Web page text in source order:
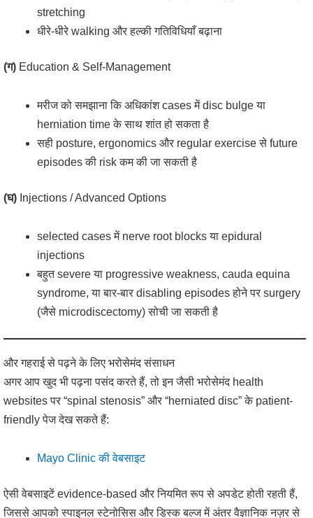
stretching
धीरे-धीरे walking और हल्की गतिविधियाँ बढ़ाना
(ग) Education & Self-Management
मरीज को समझाना कि अधिकांश cases में disc bulge या
herniation time के साथ शांत हो सकता है
सही posture, ergonomics और regular exercise से future
episodes की risk कम की जा सकती है
(घ) Injections / Advanced Options
selected cases में nerve root blocks या epidural
injections
बहुत severe या progressive weakness, cauda equina
syndrome, या बार-बार disabling episodes होने पर surgery
(जैसे microdiscectomy) सोची जा सकती है
और गहराई से पढ़ने के लिए भरोसेमंद संसाधन
अगर आप खुद भी पढ़ना पसंद करते हैं, तो इन जैसी भरोसेमंद health
websites पर “spinal stenosis” और “herniated disc” के patient-
friendly पेज देख सकते हैं:
Mayo Clinic की वेबसाइट
ऐसी वेबसाइटें evidence-based और नियमित रूप से अपडेट होती रहती हैं,
जिससे आपको स्पाइनल स्टेनोसिस और डिस्क बल्ज में अंतर वैज्ञानिक नज़र से